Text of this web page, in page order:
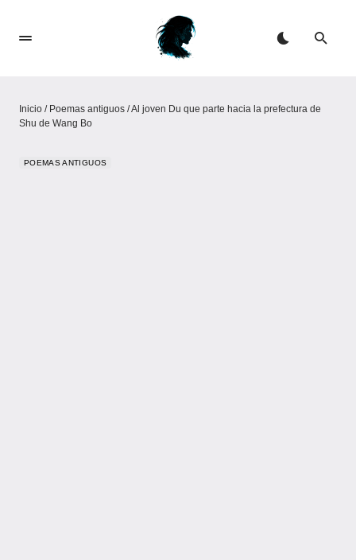
Inicio / Poemas antiguos /Al joven Du que parte hacia la prefectura de
Shu de Wang Bo
POEMAS ANTIGUOS